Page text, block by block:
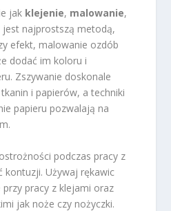
jak klejenie, malowanie,
jest najprostszą metodą,
efekt, malowanie ozdób
dodać im koloru i
Zszywanie doskonale
i papierów, a techniki
papieru pozwalają na
podczas pracy z
kontuzji. Używaj rękawic
pracy z klejami oraz
jak noże czy nożyczki.